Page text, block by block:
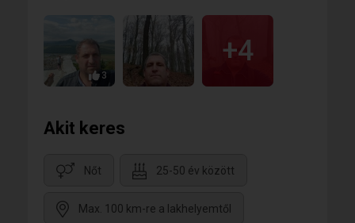
3
+4
Akit keres
Nőt 25-50 év között
Max. 100 km-re a lakhelyemtől